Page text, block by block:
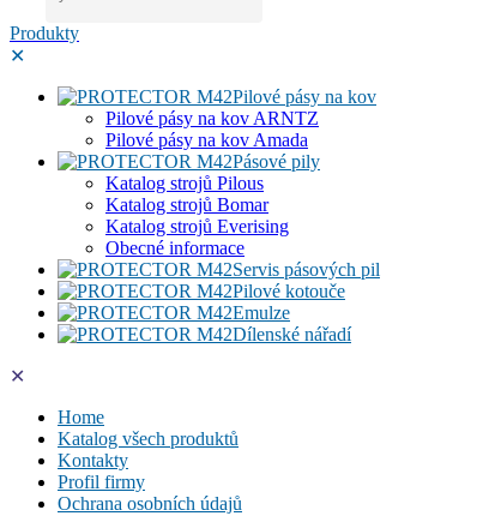
Produkty
✕
Pilové pásy na kov
Pilové pásy na kov ARNTZ
Pilové pásy na kov Amada
Pásové pily
Katalog strojů Pilous
Katalog strojů Bomar
Katalog strojů Everising
Obecné informace
Servis pásových pil
Pilové kotouče
Emulze
Dílenské nářadí
✕
Home
Katalog všech produktů
Kontakty
Profil firmy
Ochrana osobních údajů